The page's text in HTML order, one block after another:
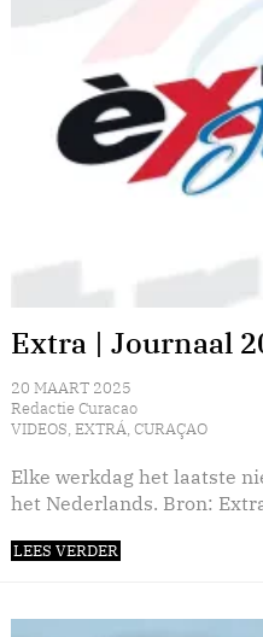
Extra | Journaal
20 MAART 2025
Redactie Curacao
VIDEOS, EXTRÁ, CURAÇAO
Elke werkdag het laatste
het Nederlands. Bron:
LEES VERDER